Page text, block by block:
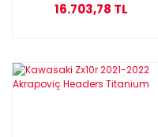
16.703,78 TL